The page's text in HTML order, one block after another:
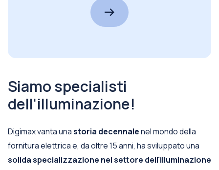
Siamo specialisti
dell'illuminazione!
Digimax vanta unastoria decennalenel mondo della
fornitura elettrica e, da oltre 15 anni, ha sviluppato una
solida specializzazione nel settore dell'illuminazione